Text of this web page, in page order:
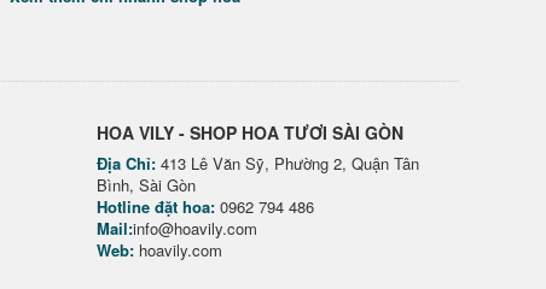
HOA VILY - SHOP HOA TƯƠI SÀI GÒN
Địa Chỉ: 413 Lê Văn Sỹ, Phường 2, Quận Tân
Bình, Sài Gòn
Hotline đặt hoa: 0962 794 486
Mail:info@hoavily.com
Web: hoavily.com